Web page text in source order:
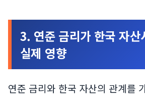
3. 연준 금리가 한국 자산
실제 영향
연준 금리와 한국 자산의 관계를